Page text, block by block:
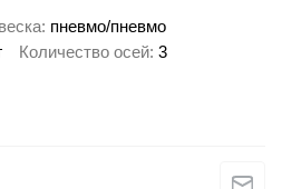
пневмо/пневмо
Количество осей 3